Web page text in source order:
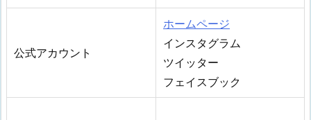
公式アカウント
ホームページ
インスタグラム
ツイッター
フェイスブック